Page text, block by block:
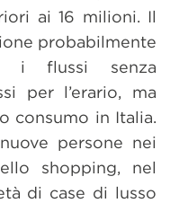
ai 16 milioni. Il
probabilmente
i flussi senza
per l’erario, ma
consumo in Italia.
persone nei
shopping, nel
di case di lusso